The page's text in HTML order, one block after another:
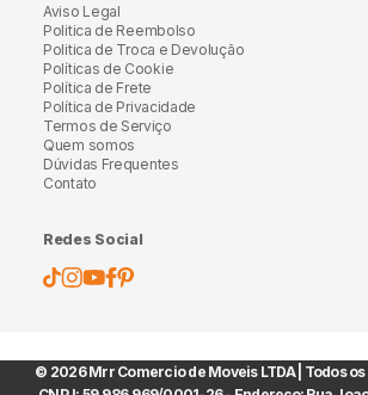
Aviso Legal
Politica de Reembolso
Politica de Troca e Devolução
Políticas de Cookie
Política de Frete
Política de Privacidade
Termos de Serviço
Quem somos
Dúvidas Frequentes
Contato
Redes Social
© 2026 Mrr Comercio de Moveis LTDA | Todos